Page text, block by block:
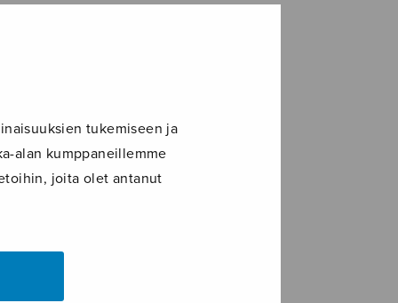
tukemiseen ja
alan kumppaneillemme
joita olet antanut